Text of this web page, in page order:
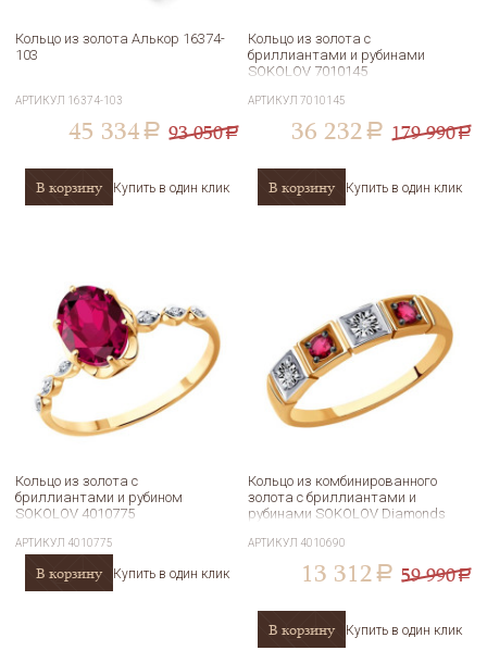
Кольцо из золота Алькор 16374-
103
АРТИКУЛ 16374-103
45 334 a 93 050a
В корзину Купить в один клик
Кольцо из золота с
бриллиантами и рубинами
SOKOLOV 7010145
АРТИКУЛ 7010145
36 232 a 179 990a
В корзину Купить в один клик
Кольцо из золота с
бриллиантами и рубином
SOKOLOV 4010775
АРТИКУЛ 4010775
В корзину Купить в один клик
Кольцо из комбинированного
золота с бриллиантами и
рубинами SOKOLOV Diamonds
АРТИКУЛ 4010690
13 312 a 59 990a
В корзину Купить в один клик